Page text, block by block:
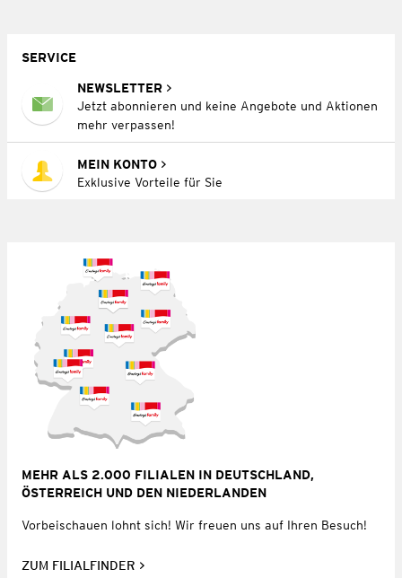
SERVICE
NEWSLETTER
Jetzt abonnieren und keine Angebote und Aktionen
mehr verpassen!
MEIN KONTO
Exklusive Vorteile für Sie
MEHR ALS 2.000 FILIALEN IN DEUTSCHLAND,
ÖSTERREICH UND DEN NIEDERLANDEN
Vorbeischauen lohnt sich! Wir freuen uns auf Ihren Besuch!
ZUM FILIALFINDER